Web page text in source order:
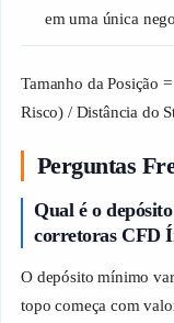
em uma única
Tamanho da Posição
Risco) / Distância do
Perguntas
Qual é o
corretoras CFD
O depósito mínimo
topo começa com